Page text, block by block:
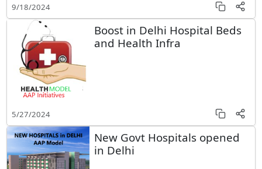
9/18/2024
Boost in Delhi Hospital Beds
and Health Infra
5/27/2024
New Govt Hospitals opened
in Delhi